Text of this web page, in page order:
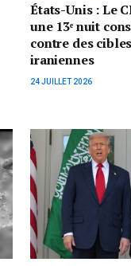
États-Unis : Le
une 13ᵉ nuit
contre des
iraniennes
24 JUILLET 2026